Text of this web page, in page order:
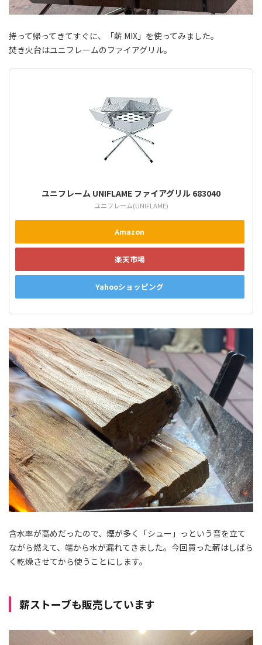
持って帰ってきてすぐに、「薪 MIX」を使ってみました。
焚き火台はユニフレームのファイアグリル。
ユニフレーム UNIFLAME ファイアグリル 683040
ユニフレーム(UNIFLAME)
Amazon
楽天市場
Yahooショッピング
含水率が高めだったので、煙が多く「シュー」っという音を立て
ながら燃えて、端から水が漏れてきました。今回買った薪はしばら
く乾燥させてから使うことにします。
薪ストーブも販売しています